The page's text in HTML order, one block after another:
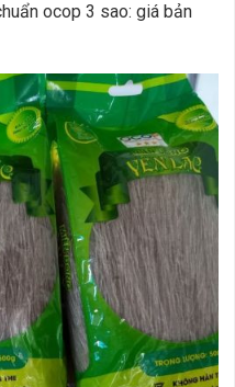
ocop 3 sao: giá bản